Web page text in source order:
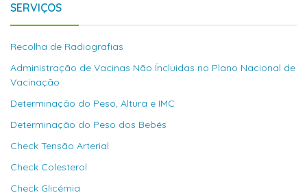
SERVIÇOS
Recolha de Radiografias
Administração de Vacinas Não Íncluidas no Plano Nacional de
Vacinação
Determinação do Peso, Altura e IMC
Determinação do Peso dos Bebés
Check Tensão Arterial
Check Colesterol
Check Glicémia